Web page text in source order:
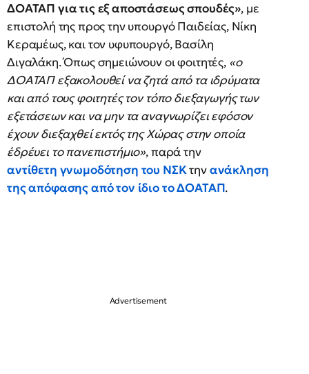
ΔΟΑΤΑΠ για τις εξ αποστάσεως σπουδές», με
επιστολή της προς την υπουργό Παιδείας, Νίκη
Κεραμέως, και τον υφυπουργό, Βασίλη
Διγαλάκη. Όπως σημειώνουν οι φοιτητές, «ο
ΔΟΑΤΑΠ εξακολουθεί να ζητά από τα ιδρύματα
και από τους φοιτητές τον τόπο διεξαγωγής των
εξετάσεων και να μην τα αναγνωρίζει εφόσον
έχουν διεξαχθεί εκτός της Χώρας στην οποία
έδρέυει το πανεπιστήμιο», παρά την
αντίθετη γνωμοδότηση του ΝΣΚτηνανάκληση
της απόφασης από τον ίδιο το ΔΟΑΤΑΠ.